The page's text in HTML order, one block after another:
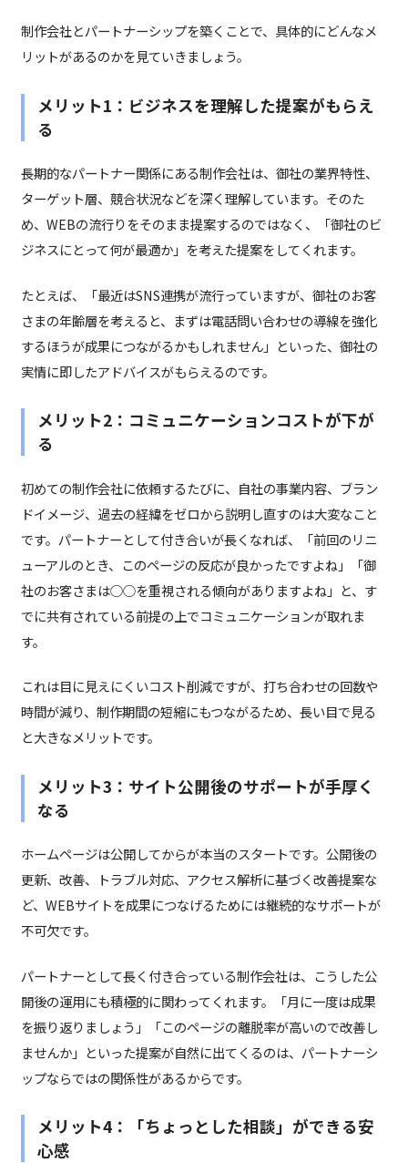
制作会社とパートナーシップを築くことで、具体的にどんなメ
リットがあるのかを見ていきましょう。
メリット1：ビジネスを理解した提案がもらえ
る
長期的なパートナー関係にある制作会社は、御社の業界特性、
ターゲット層、競合状況などを深く理解しています。そのた
め、WEBの流行りをそのまま提案するのではなく、「御社のビ
ジネスにとって何が最適か」を考えた提案をしてくれます。
たとえば、「最近はSNS連携が流行っていますが、御社のお客
さまの年齢層を考えると、まずは電話問い合わせの導線を強化
するほうが成果につながるかもしれません」といった、御社の
実情に即したアドバイスがもらえるのです。
メリット2：コミュニケーションコストが下が
る
初めての制作会社に依頼するたびに、自社の事業内容、ブラン
ドイメージ、過去の経緯をゼロから説明し直すのは大変なこと
です。パートナーとして付き合いが長くなれば、「前回のリニ
ューアルのとき、このページの反応が良かったですよね」「御
社のお客さまは○○を重視される傾向がありますよね」と、す
でに共有されている前提の上でコミュニケーションが取れま
す。
これは目に見えにくいコスト削減ですが、打ち合わせの回数や
時間が減り、制作期間の短縮にもつながるため、長い目で見る
と大きなメリットです。
メリット3：サイト公開後のサポートが手厚く
なる
ホームページは公開してからが本当のスタートです。公開後の
更新、改善、トラブル対応、アクセス解析に基づく改善提案な
ど、WEBサイトを成果につなげるためには継続的なサポートが
不可欠です。
パートナーとして長く付き合っている制作会社は、こうした公
開後の運用にも積極的に関わってくれます。「月に一度は成果
を振り返りましょう」「このページの離脱率が高いので改善し
ませんか」といった提案が自然に出てくるのは、パートナーシ
ップならではの関係性があるからです。
メリット4：「ちょっとした相談」ができる安
心感